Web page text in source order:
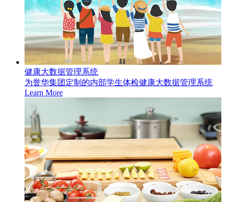
健康大数据管理系统
为誉华集团定制的内部学生体检健康大数据管理系统
Learn More